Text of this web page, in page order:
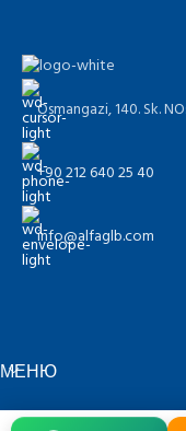
Osmangazi, 140. Sk.
+90 212 640 25 40
info@alfaglb.com
МЕНЮ
ГРУППА ПРОДУКТОВ